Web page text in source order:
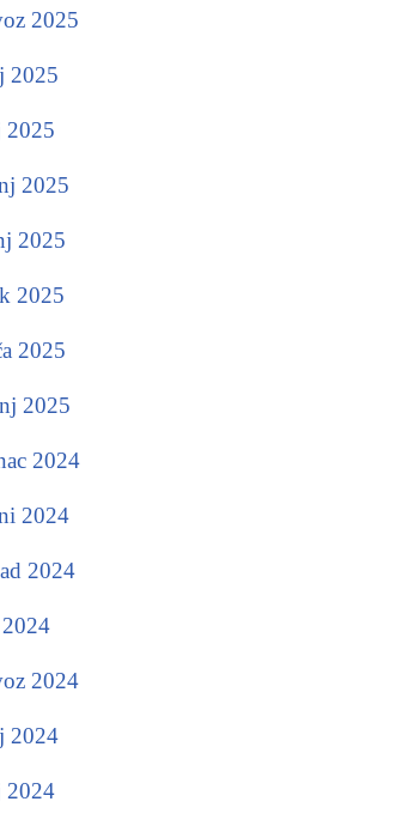
2025
2025
2025
2025
2025
2025
2025
2025
2024
2024
2024
2024
2024
2024